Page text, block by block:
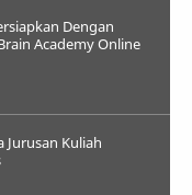
Dengan
Academy Online
Jurusan Kuliah